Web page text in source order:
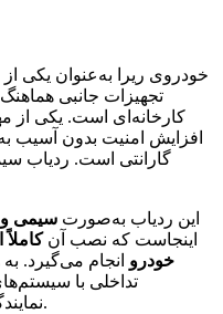
خودروی ریرا به‌عنوان یکی
تجهیزات جانبی هماهنگ
کارخانه‌ای است. یکی از
افزایش امنیت بدون آسیب
گارانتی است. ردیاب
این ردیاب به‌صورت سیمی و
اینجاست که نصب آن
بدون دستکاری ECU خودرو انجام می‌گیرد.
تداخلی با
نمایندگی‌ها، باعث ابطال گارانتی نخواهد شد.